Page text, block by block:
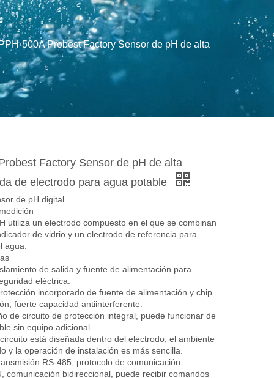
500A Probest Factory Sensor de pH de alta
Factory Sensor de pH de alta
de electrodo para agua potable
de pH digital
utiliza un electrodo compuesto en el que se combinan
de vidrio y un electrodo de referencia para
agua.
de salida y fuente de alimentación para
eléctrica.
incorporado de fuente de alimentación y chip
fuerte capacidad antiinterferente.
de circuito de protección integral, puede funcionar de
sin equipo adicional.
está diseñada dentro del electrodo, el ambiente
y la operación de instalación es más sencilla.
RS-485, protocolo de comunicación
comunicación bidireccional, puede recibir comandos